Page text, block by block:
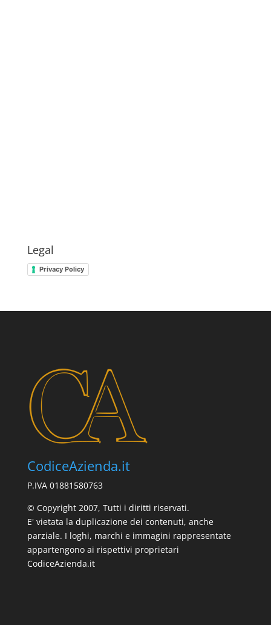
Legal
Privacy Policy
CodiceAzienda.it
P.IVA 01881580763
© Copyright 2007, Tutti i diritti riservati.
E' vietata la duplicazione dei contenuti, anche
parziale. I loghi, marchi e immagini rappresentate
appartengono ai rispettivi proprietari
CodiceAzienda.it